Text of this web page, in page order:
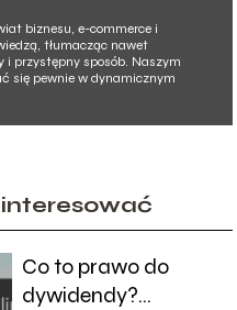
biznesu, e-commerce i
tłumacząc nawet
i przystępny sposób. Naszym
się pewnie w dynamicznym
Co to prawo do
dywidendy?